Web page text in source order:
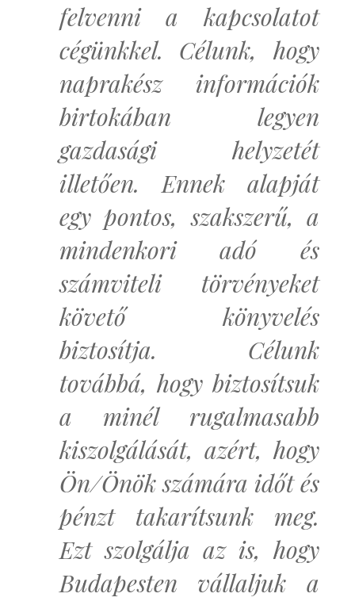
felvenni a kapcsolatot
cégünkkel. Célunk, hogy
naprakész információk
birtokában legyen
gazdasági helyzetét
illetően. Ennek alapját
egy pontos, szakszerű, a
mindenkori adó és
számviteli törvényeket
követő könyvelés
biztosítja. Célunk
továbbá, hogy biztosítsuk
a minél rugalmasabb
kiszolgálását, azért, hogy
Ön/Önök számára időt és
pénzt takarítsunk meg.
Ezt szolgálja az is, hogy
Budapesten vállaljuk a